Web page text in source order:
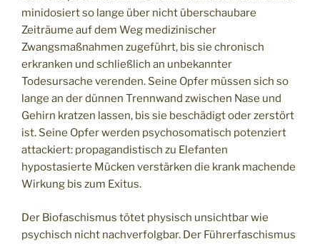
minidosiert so lange über nicht überschaubare
Zeiträume auf dem Weg medizinischer
Zwangsmaßnahmen zugeführt, bis sie chronisch
erkranken und schließlich an unbekannter
Todesursache verenden. Seine Opfer müssen sich so
lange an der dünnen Trennwand zwischen Nase und
Gehirn kratzen lassen, bis sie beschädigt oder zerstört
ist. Seine Opfer werden psychosomatisch potenziert
attackiert: propagandistisch zu Elefanten
hypostasierte Mücken verstärken die krank machende
Wirkung bis zum Exitus.
Der Biofaschismus tötet physisch unsichtbar wie
psychisch nicht nachverfolgbar. Der Führerfaschismus